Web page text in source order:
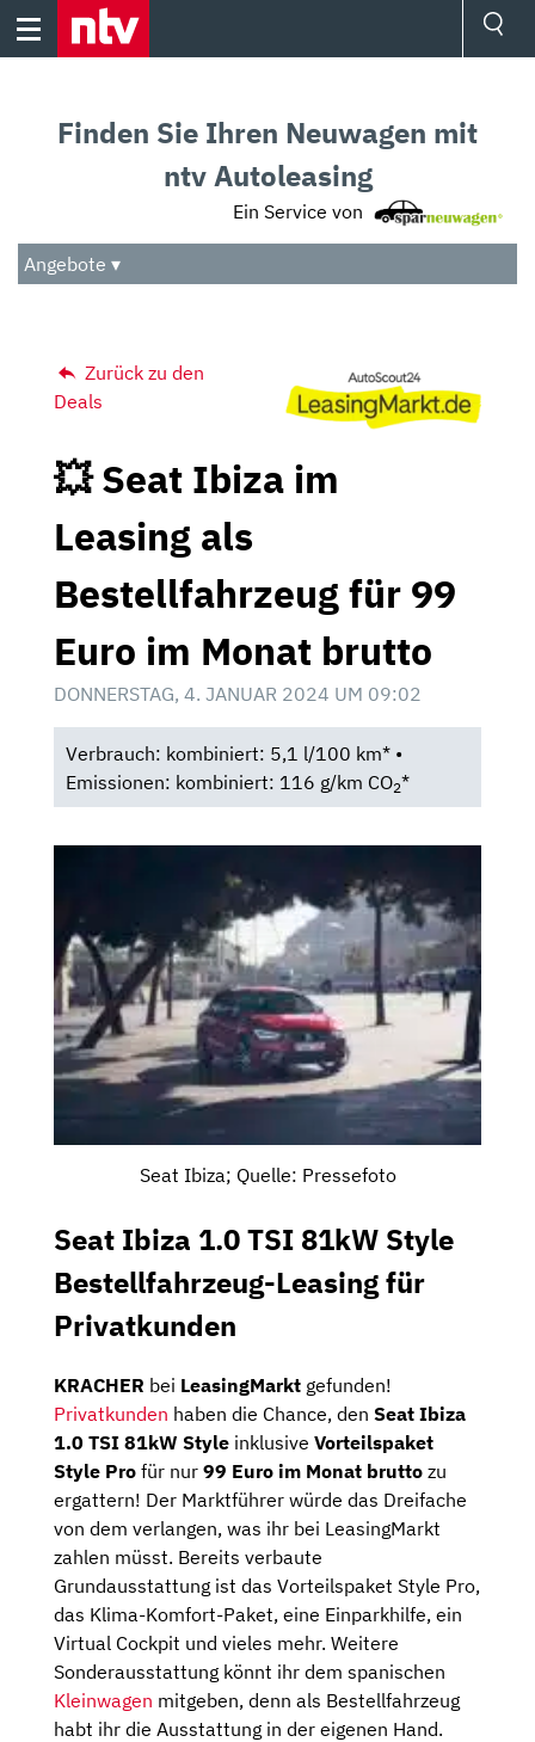
Skip
Audio
Das Beste
Finden Sie Ihren Neuwagen mit
ntv Autoleasing
Ein Service von
Angebote ▾
Zurück zu den
Deals
💥 Seat Ibiza im
Leasing als
Bestellfahrzeug für 99
Euro im Monat brutto
DONNERSTAG, 4. JANUAR 2024 UM 09:02
Verbrauch: kombiniert: 5,1 l/100 km* •
Emissionen: kombiniert: 116 g/km CO2*
Seat Ibiza; Quelle: Pressefoto
Seat Ibiza 1.0 TSI 81kW Style
Bestellfahrzeug-Leasing für
Privatkunden
KRACHER bei LeasingMarkt gefunden!
Privatkunden haben die Chance, den Seat Ibiza
1.0 TSI 81kW Style inklusive Vorteilspaket
Style Pro für nur 99 Euro im Monat brutto zu
ergattern! Der Marktführer würde das Dreifache
von dem verlangen, was ihr bei LeasingMarkt
zahlen müsst. Bereits verbaute
Grundausstattung ist das Vorteilspaket Style Pro,
das Klima-Komfort-Paket, eine Einparkhilfe, ein
Virtual Cockpit und vieles mehr. Weitere
Sonderausstattung könnt ihr dem spanischen
Kleinwagen mitgeben, denn als Bestellfahrzeug
habt ihr die Ausstattung in der eigenen Hand.